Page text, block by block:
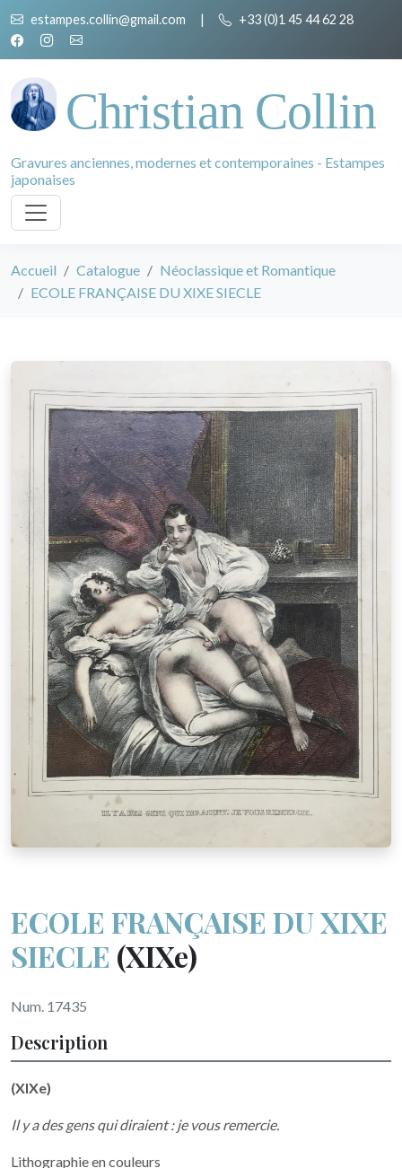
estampes.collin@gmail.com | +33 (0)1 45 44 62 28
Christian Collin
Gravures anciennes, modernes et contemporaines - Estampes
japonaises
Accueil Catalogue
Néoclassique et Romantique
ECOLE FRANÇAISE DU XIXE SIECLE
ECOLE FRANÇAISE DU XIXE
SIECLE (XIXe)
Num. 17435
Description
(XIXe)
Il y a des gens qui diraient : je vous remercie.
Lithographie en couleurs